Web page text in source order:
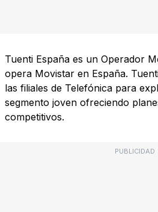
Tuenti España es un Operador
opera Movistar en España.
las filiales de Telefónica para
segmento joven ofreciendo
competitivos.
PUBLICIDAD